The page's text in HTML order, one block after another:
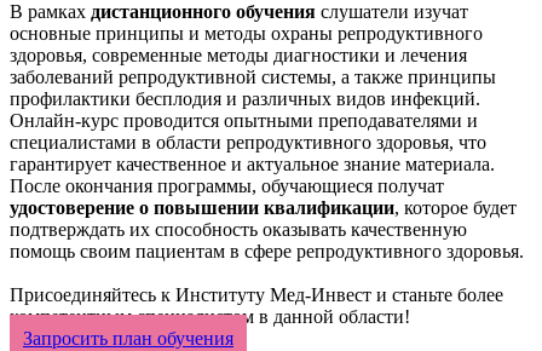
В рамках дистанционного обучения слушатели изучат
основные принципы и методы охраны репродуктивного
здоровья, современные методы диагностики и лечения
заболеваний репродуктивной системы, а также принципы
профилактики бесплодия и различных видов инфекций.
Онлайн-курс проводится опытными преподавателями и
специалистами в области репродуктивного здоровья, что
гарантирует качественное и актуальное знание материала.
После окончания программы, обучающиеся получат
удостоверение о повышении квалификации, которое будет
подтверждать их способность оказывать качественную
помощь своим пациентам в сфере репродуктивного здоровья.
Присоединяйтесь к Институту Мед-Инвест и станьте более
компетентным специалистом в данной области!
Запросить план обучения